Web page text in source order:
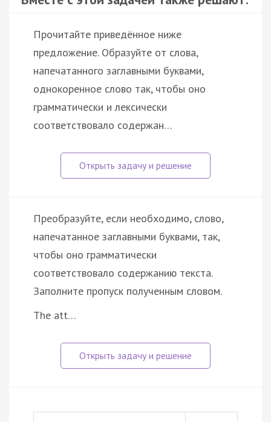
Прочитайте приведённое ниже
предложение. Образуйте от слова,
напечатанного заглавными буквами,
однокоренное слово так, чтобы оно
грамматически и лексически
соответствовало содержан…
Преобразуйте, если необходимо, слово,
напечатанное заглавными буквами, так,
чтобы оно грамматически
соответствовало содержанию текста.
Заполните пропуск полученным словом.
The att…